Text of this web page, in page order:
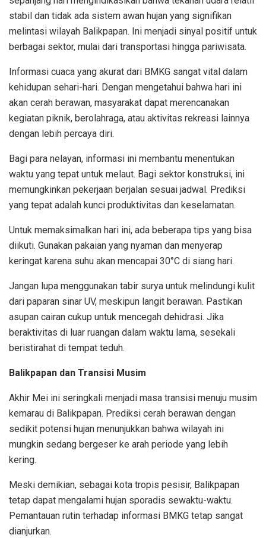
stabil dan tidak ada sistem awan hujan yang signifikan
melintasi wilayah Balikpapan. Ini menjadi sinyal positif untuk
berbagai sektor, mulai dari transportasi hingga pariwisata.
Informasi cuaca yang akurat dari BMKG sangat vital dalam
kehidupan sehari-hari. Dengan mengetahui bahwa hari ini
akan cerah berawan, masyarakat dapat merencanakan
kegiatan piknik, berolahraga, atau aktivitas rekreasi lainnya
dengan lebih percaya diri.
Bagi para nelayan, informasi ini membantu menentukan
waktu yang tepat untuk melaut. Bagi sektor konstruksi, ini
memungkinkan pekerjaan berjalan sesuai jadwal. Prediksi
yang tepat adalah kunci produktivitas dan keselamatan.
Untuk memaksimalkan hari ini, ada beberapa tips yang bisa
diikuti. Gunakan pakaian yang nyaman dan menyerap
keringat karena suhu akan mencapai 30°C di siang hari.
Jangan lupa menggunakan tabir surya untuk melindungi kulit
dari paparan sinar UV, meskipun langit berawan. Pastikan
asupan cairan cukup untuk mencegah dehidrasi. Jika
beraktivitas di luar ruangan dalam waktu lama, sesekali
beristirahat di tempat teduh.
Balikpapan dan Transisi Musim
Akhir Mei ini seringkali menjadi masa transisi menuju musim
kemarau di Balikpapan. Prediksi cerah berawan dengan
sedikit potensi hujan menunjukkan bahwa wilayah ini
mungkin sedang bergeser ke arah periode yang lebih
kering.
Meski demikian, sebagai kota tropis pesisir, Balikpapan
tetap dapat mengalami hujan sporadis sewaktu-waktu.
Pemantauan rutin terhadap informasi BMKG tetap sangat
dianjurkan.